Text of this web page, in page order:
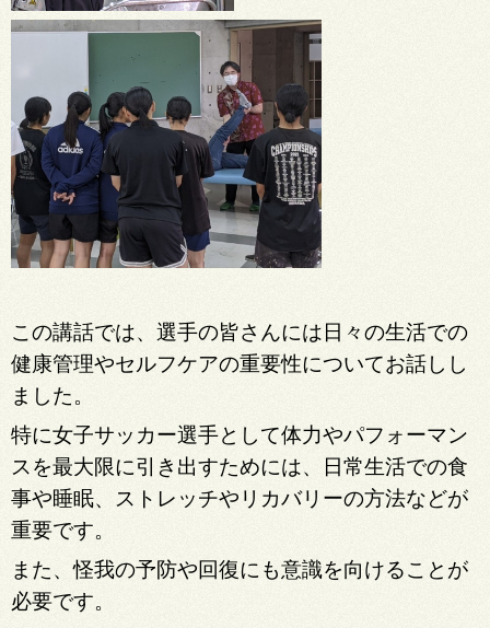
この講話では、選手の皆さんには日々の生活での
健康管理やセルフケアの重要性についてお話しし
ました。
特に女子サッカー選手として体力やパフォーマン
スを最大限に引き出すためには、日常生活での食
事や睡眠、ストレッチやリカバリーの方法などが
重要です。
また、怪我の予防や回復にも意識を向けることが
必要です。